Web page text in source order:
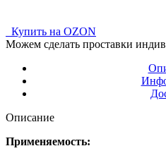
Купить на OZON
Можем сделать проставки
Описание
Применяемость: